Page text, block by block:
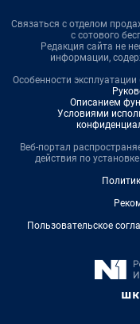
Связаться с отделом
с сотового
Редакция сайта не
информации,
Особенности
Описанием
Условиями
Веб-портал
действия по
Пользовательское